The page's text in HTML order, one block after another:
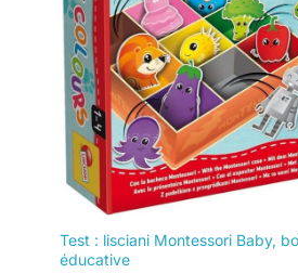
Test : lisciani Montessori Baby,
éducative